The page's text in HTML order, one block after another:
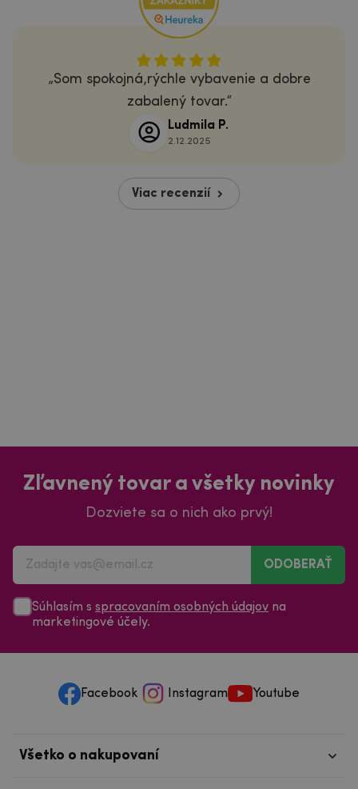
Som spokojná,rýchle vybavenie a dobre
zabalený tovar.
Ludmila P.
2.12.2025
Viac recenzií
Zľavnený tovar a všetky novinky
Dozviete sa o nich ako prvý!
ODOBERAŤ
Súhlasím s spracovaním osobných údajov na
marketingové účely.
Facebook Instagram Youtube
Všetko o nakupovaní